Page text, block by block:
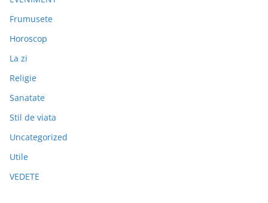
Frumusete
Horoscop
La zi
Religie
Sanatate
Stil de viata
Uncategorized
Utile
VEDETE